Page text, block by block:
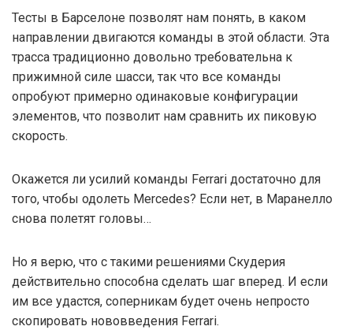
Тесты в Барселоне позволят нам понять, в каком
направлении двигаются команды в этой области. Эта
трасса традиционно довольно требовательна к
прижимной силе шасси, так что все команды
опробуют примерно одинаковые конфигурации
элементов, что позволит нам сравнить их пиковую
скорость.
Окажется ли усилий команды Ferrari достаточно для
того, чтобы одолеть Mercedes? Если нет, в Маранелло
снова полетят головы…
Но я верю, что с такими решениями Скудерия
действительно способна сделать шаг вперед. И если
им все удастся, соперникам будет очень непросто
скопировать нововведения Ferrari.